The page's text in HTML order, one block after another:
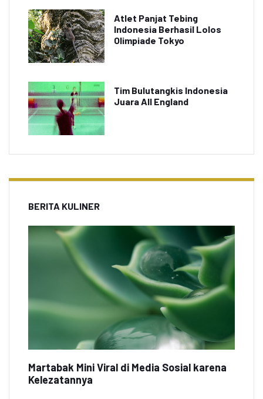
Atlet Panjat Tebing
Indonesia Berhasil Lolos
Olimpiade Tokyo
Tim Bulutangkis Indonesia
Juara All England
BERITA KULINER
Martabak Mini Viral di Media Sosial karena
Kelezatannya